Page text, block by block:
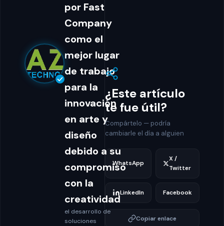
por Fast
Company
como el
mejor lugar
de trabajo
para la
innovación
en arte y
diseño
debido a su
compromiso
con la
creatividad
el desarrollo de
soluciones
¿Este artículo
te fue útil?
Compártelo — podría
cambiarle el día a alguien
WhatsApp
X /
Twitter
LinkedIn Facebook
Copiar enlace